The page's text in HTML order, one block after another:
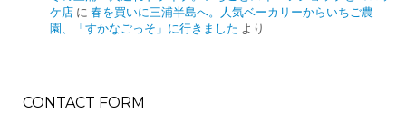
ケ店 に 春を買いに三浦半島へ。人気ベーカリーからいちご農
園、「すかなごっそ」に行きました より
CONTACT FORM